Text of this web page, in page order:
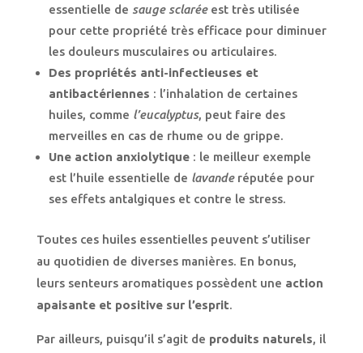
essentielle de sauge sclaréeest très utilisée
pour cette propriété très efficace pour diminuer
les douleurs musculaires ou articulaires.
Des propriétés anti-infectieuses et
antibactériennes : l’inhalation de certaines
huiles, comme l’eucalyptus, peut faire des
merveilles en cas de rhume ou de grippe.
Une action anxiolytique : le meilleur exemple
est l’huile essentielle de lavanderéputée pour
ses effets antalgiques et contre le stress.
Toutes ces huiles essentielles peuvent s’utiliser
au quotidien de diverses manières. En bonus,
leurs senteurs aromatiques possèdent une action
apaisante et positive sur l’esprit.
Par ailleurs, puisqu’il s’agit de produits naturels, il